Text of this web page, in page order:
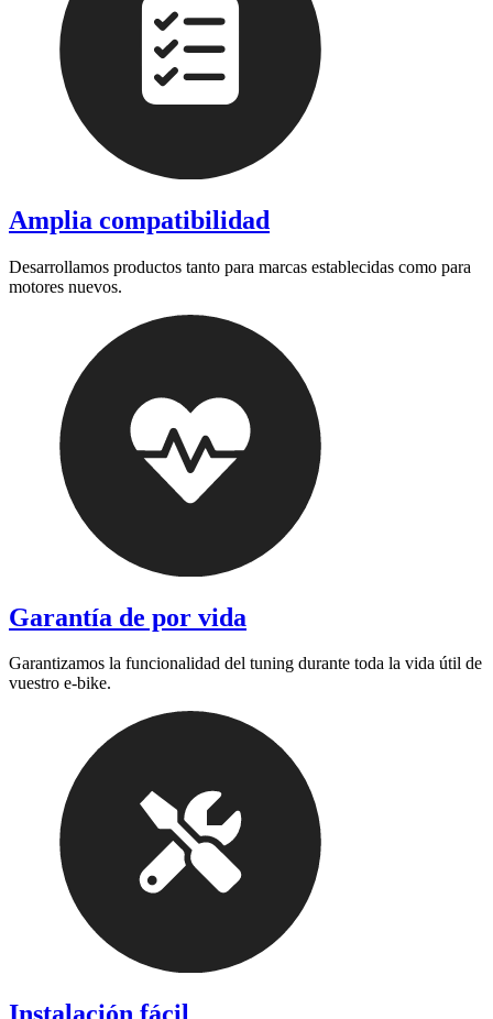
Amplia compatibilidad
Desarrollamos productos tanto para marcas establecidas como para
motores nuevos.
Garantía de por vida
Garantizamos la funcionalidad del tuning durante toda la vida útil de
vuestro e-bike.